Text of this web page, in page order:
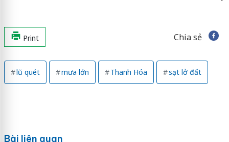
Print Chia sẻ
lũ quét mưa lớn Thanh Hóa sạt lở đất
Bài liên quan